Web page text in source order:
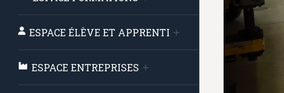
ESPACE ÉLÈVE ET APPRENTI
ESPACE ENTREPRISES